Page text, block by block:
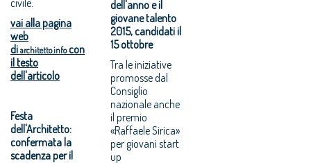
vai alla pagina
web
di architetto.infocon
il testo
dell'articolo
Festa
dell'Architetto:
confermata la
scadenza per il
dell'anno e il
giovane talento
2015, candidati il
15 ottobre
Tra le iniziative
promosse dal
Consiglio
nazionale anche
il premio
«Raffaele Sirica»
per giovani start
up